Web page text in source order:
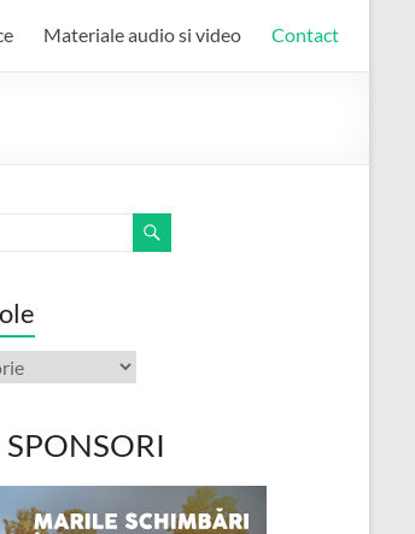
Materiale audio si video Contact
SPONSORI